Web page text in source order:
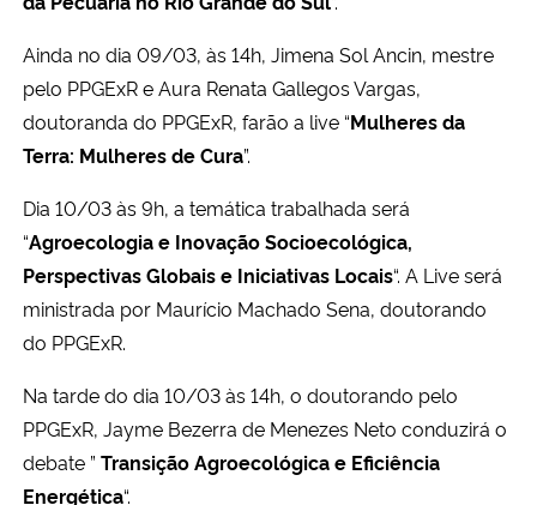
Ainda no dia 09/03, às 14h, Jimena Sol Ancin, mestre
pelo PPGExR e Aura Renata Gallegos Vargas,
doutoranda do PPGExR, farão a live “Mulheres da
Terra: Mulheres de Cura”.
Dia 10/03 às 9h, a temática trabalhada será
“Agroecologia e Inovação Socioecológica,
Perspectivas Globais e Iniciativas Locais“. A Live será
ministrada por Maurício Machado Sena, doutorando
do PPGExR.
Na tarde do dia 10/03 às 14h, o doutorando pelo
PPGExR, Jayme Bezerra de Menezes Neto conduzirá o
debate ” Transição Agroecológica e Eficiência
Energética“.